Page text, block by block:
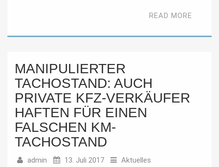
READ MORE
MANIPULIERTER
TACHOSTAND: AUCH
PRIVATE KFZ-VERKÄUFER
HAFTEN FÜR EINEN
FALSCHEN KM-
TACHOSTAND
admin 13. Juli 2017 Aktuelles